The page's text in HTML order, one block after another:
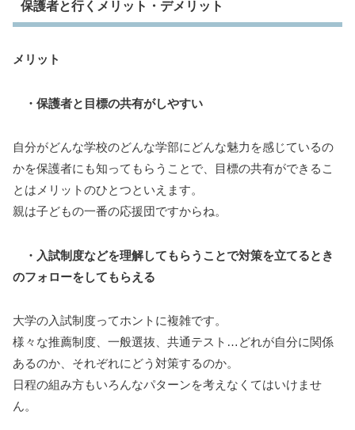
保護者と行くメリット・デメリット
メリット
・保護者と目標の共有がしやすい
自分がどんな学校のどんな学部にどんな魅力を感じているの
かを保護者にも知ってもらうことで、目標の共有ができるこ
とはメリットのひとつといえます。
親は子どもの一番の応援団ですからね。
・入試制度などを理解してもらうことで対策を立てるとき
のフォローをしてもらえる
大学の入試制度ってホントに複雑です。
様々な推薦制度、一般選抜、共通テスト…どれが自分に関係
あるのか、それぞれにどう対策するのか。
日程の組み方もいろんなパターンを考えなくてはいけませ
ん。